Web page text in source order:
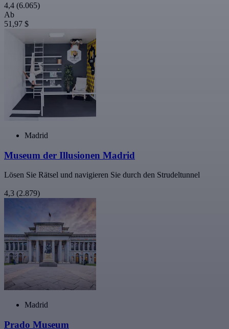
4,4 (6.065)
Ab
51,97 $
Madrid
Museum der Illusionen Madrid
Lösen Sie Rätsel und navigieren Sie durch den Strudeltunnel
4,3 (2.879)
Madrid
Prado Museum